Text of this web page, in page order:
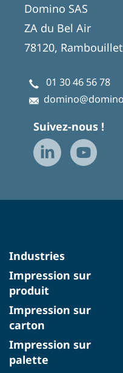
Domino SAS
ZA du Bel Air
78120, Rambouillet
01 30 46 56 78
Suivez-nous !
Industries
Impression sur
produit
Impression sur
carton
Impression sur
palette